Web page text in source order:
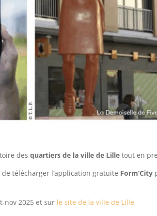
desquartiers de la ville de Lille tout en
télécharger l’application gratuite Form’City
nov 2025 et sur le site de la ville de Lille